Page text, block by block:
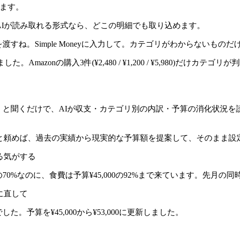
す。
読み取れる形式なら、どこの明細でも取り込めます。
すね。Simple Moneyに入力して。カテゴリがわからないものだ
た。Amazonの購入3件(¥2,480 / ¥1,200 / ¥5,980)だけカテゴリ
と聞くだけで、AIが収支・カテゴリ別の内訳・予算の消化状況
めば、過去の実績から現実的な予算額を提案して、そのまま設
気がする
なのに、食費は予算¥45,000の92%まで来ています。先月の
直して
た。予算を¥45,000から¥53,000に更新しました。